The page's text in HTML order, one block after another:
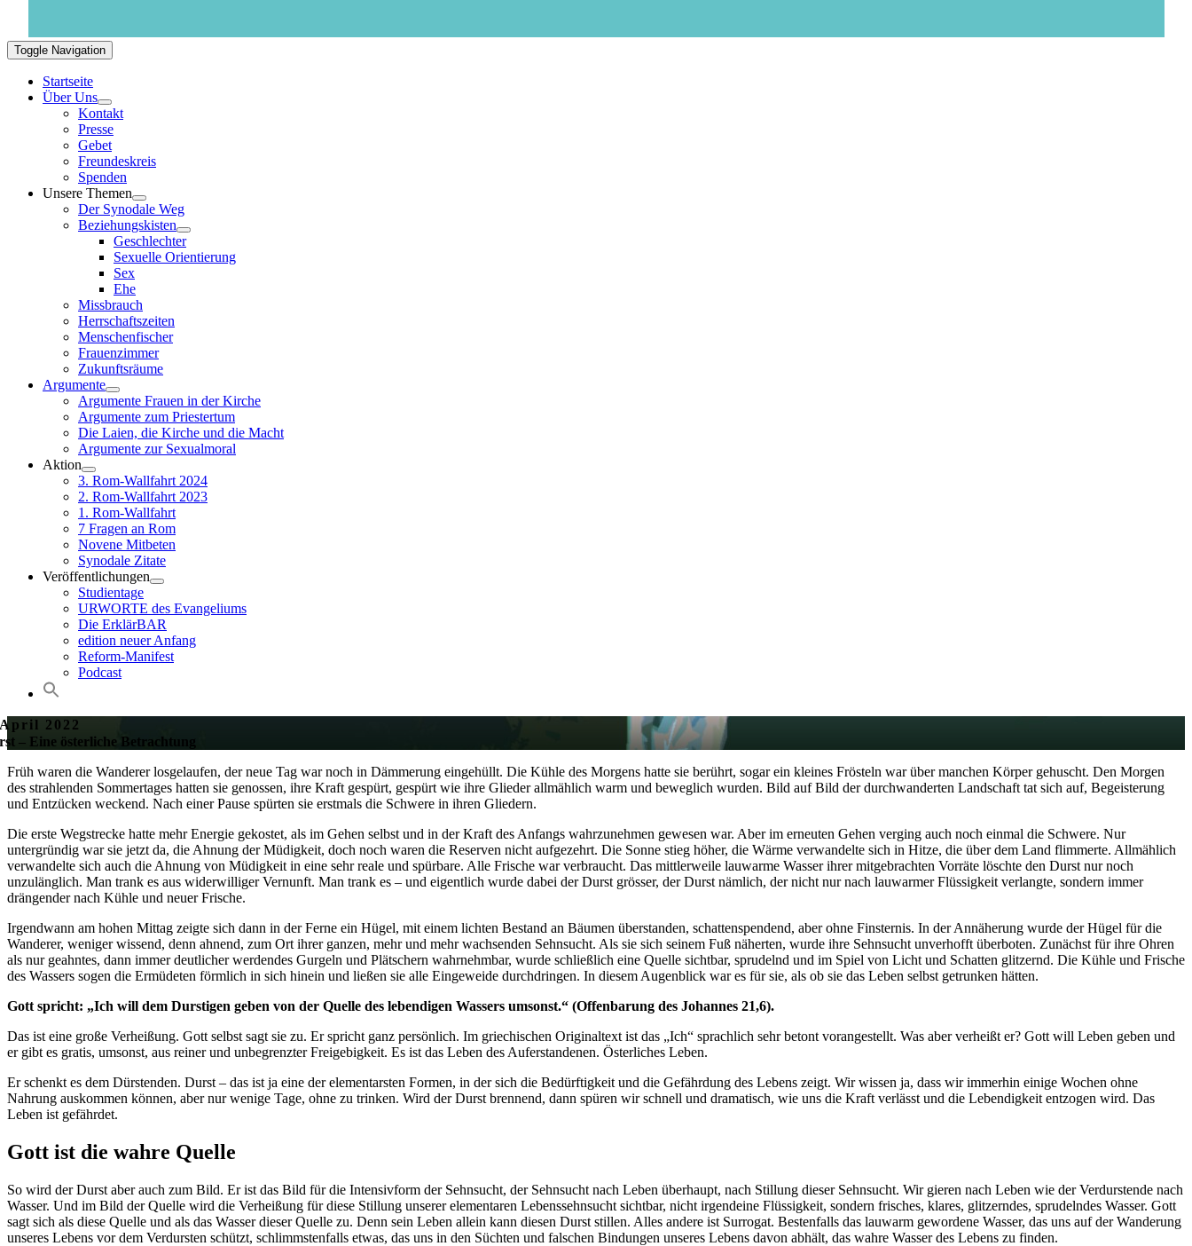
Toggle Navigation
Startseite
Über Uns
Kontakt
Presse
Gebet
Freundeskreis
Spenden
Unsere Themen
Der Synodale Weg
Beziehungskisten
Geschlechter
Sexuelle Orientierung
Sex
Ehe
Missbrauch
Herrschaftszeiten
Menschenfischer
Frauenzimmer
Zukunftsräume
Argumente
Argumente Frauen in der Kirche
Argumente zum Priestertum
Die Laien, die Kirche und die Macht
Argumente zur Sexualmoral
Aktion
3. Rom-Wallfahrt 2024
2. Rom-Wallfahrt 2023
1. Rom-Wallfahrt
7 Fragen an Rom
Novene Mitbeten
Synodale Zitate
Veröffentlichungen
Studientage
URWORTE des Evangeliums
Die ErklärBAR
edition neuer Anfang
Reform-Manifest
Podcast
2022
– Eine österliche Betrachtung
Früh waren die Wanderer losgelaufen, der neue Tag war noch in Dämmerung eingehüllt. Die Kühle des Morgens hatte sie berührt, sogar ein kleines Frösteln war über manchen Körper gehuscht. Den Morgen
des strahlenden Sommertages hatten sie genossen, ihre Kraft gespürt, gespürt wie ihre Glieder allmählich warm und beweglich wurden. Bild auf Bild der durchwanderten Landschaft tat sich auf, Begeisterung
und Entzücken weckend. Nach einer Pause spürten sie erstmals die Schwere in ihren Gliedern.
Die erste Wegstrecke hatte mehr Energie gekostet, als im Gehen selbst und in der Kraft des Anfangs wahrzunehmen gewesen war. Aber im erneuten Gehen verging auch noch einmal die Schwere. Nur
untergründig war sie jetzt da, die Ahnung der Müdigkeit, doch noch waren die Reserven nicht aufgezehrt. Die Sonne stieg höher, die Wärme verwandelte sich in Hitze, die über dem Land flimmerte. Allmählich
verwandelte sich auch die Ahnung von Müdigkeit in eine sehr reale und spürbare. Alle Frische war verbraucht. Das mittlerweile lauwarme Wasser ihrer mitgebrachten Vorräte löschte den Durst nur noch
unzulänglich. Man trank es aus widerwilliger Vernunft. Man trank es – und eigentlich wurde dabei der Durst grösser, der Durst nämlich, der nicht nur nach lauwarmer Flüssigkeit verlangte, sondern immer
drängender nach Kühle und neuer Frische.
Irgendwann am hohen Mittag zeigte sich dann in der Ferne ein Hügel, mit einem lichten Bestand an Bäumen überstanden, schattenspendend, aber ohne Finsternis. In der Annäherung wurde der Hügel für die
Wanderer, weniger wissend, denn ahnend, zum Ort ihrer ganzen, mehr und mehr wachsenden Sehnsucht. Als sie sich seinem Fuß näherten, wurde ihre Sehnsucht unverhofft überboten. Zunächst für ihre Ohren
als nur geahntes, dann immer deutlicher werdendes Gurgeln und Plätschern wahrnehmbar, wurde schließlich eine Quelle sichtbar, sprudelnd und im Spiel von Licht und Schatten glitzernd. Die Kühle und Frische
des Wassers sogen die Ermüdeten förmlich in sich hinein und ließen sie alle Eingeweide durchdringen. In diesem Augenblick war es für sie, als ob sie das Leben selbst getrunken hätten.
Gott spricht: „Ich will dem Durstigen geben von der Quelle des lebendigen Wassers umsonst.“ (Offenbarung des Johannes 21,6).
Das ist eine große Verheißung. Gott selbst sagt sie zu. Er spricht ganz persönlich. Im griechischen Originaltext ist das „Ich“ sprachlich sehr betont vorangestellt. Was aber verheißt er? Gott will Leben geben und
er gibt es gratis, umsonst, aus reiner und unbegrenzter Freigebigkeit. Es ist das Leben des Auferstandenen. Österliches Leben.
Er schenkt es dem Dürstenden. Durst – das ist ja eine der elementarsten Formen, in der sich die Bedürftigkeit und die Gefährdung des Lebens zeigt. Wir wissen ja, dass wir immerhin einige Wochen ohne
Nahrung auskommen können, aber nur wenige Tage, ohne zu trinken. Wird der Durst brennend, dann spüren wir schnell und dramatisch, wie uns die Kraft verlässt und die Lebendigkeit entzogen wird. Das
Leben ist gefährdet.
Gott ist die wahre Quelle
So wird der Durst aber auch zum Bild. Er ist das Bild für die Intensivform der Sehnsucht, der Sehnsucht nach Leben überhaupt, nach Stillung dieser Sehnsucht. Wir gieren nach Leben wie der Verdurstende nach
Wasser. Und im Bild der Quelle wird die Verheißung für diese Stillung unserer elementaren Lebenssehnsucht sichtbar, nicht irgendeine Flüssigkeit, sondern frisches, klares, glitzerndes, sprudelndes Wasser. Gott
sagt sich als diese Quelle und als das Wasser dieser Quelle zu. Denn sein Leben allein kann diesen Durst stillen. Alles andere ist Surrogat. Bestenfalls das lauwarm gewordene Wasser, das uns auf der Wanderung
unseres Lebens vor dem Verdursten schützt, schlimmstenfalls etwas, das uns in den Süchten und falschen Bindungen unseres Lebens davon abhält, das wahre Wasser des Lebens zu finden.